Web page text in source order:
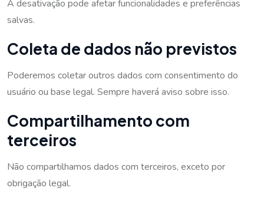
A desativação pode afetar funcionalidades e preferências
salvas.
Coleta de dados não previstos
Poderemos coletar outros dados com consentimento do
usuário ou base legal. Sempre haverá aviso sobre isso.
Compartilhamento com
terceiros
Não compartilhamos dados com terceiros, exceto por
obrigação legal.